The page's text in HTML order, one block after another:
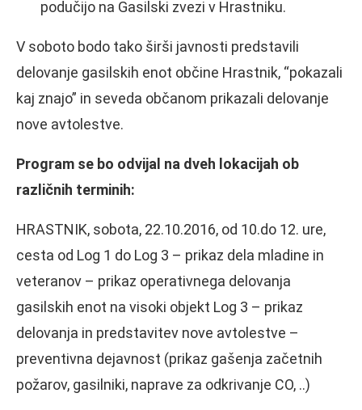
podučijo na Gasilski zvezi v Hrastniku.
V soboto bodo tako širši javnosti predstavili
delovanje gasilskih enot občine Hrastnik, “pokazali
kaj znajo” in seveda občanom prikazali delovanje
nove avtolestve.
Program se bo odvijal na dveh lokacijah ob
različnih terminih:
HRASTNIK, sobota, 22.10.2016, od 10.do 12. ure,
cesta od Log 1 do Log 3 – prikaz dela mladine in
veteranov – prikaz operativnega delovanja
gasilskih enot na visoki objekt Log 3 – prikaz
delovanja in predstavitev nove avtolestve –
preventivna dejavnost (prikaz gašenja začetnih
požarov, gasilniki, naprave za odkrivanje CO, ..)